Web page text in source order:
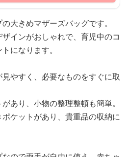
大きめマザーズバッグです。
インがおしゃれで、育児中のコ
になります。
やすく、必要なものをすぐに取
あり、小物の整理整頓も簡単。
ケットがあり、貴重品の収納に